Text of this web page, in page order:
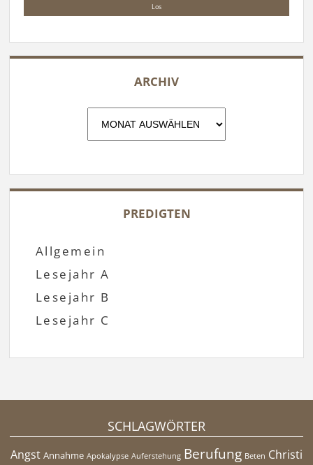
ARCHIV
Archiv
PREDIGTEN
Allgemein
Lesejahr A
Lesejahr B
Lesejahr C
SCHLAGWÖRTER
Angst Annahme Apokalypse Auferstehung Berufung Beten Christi